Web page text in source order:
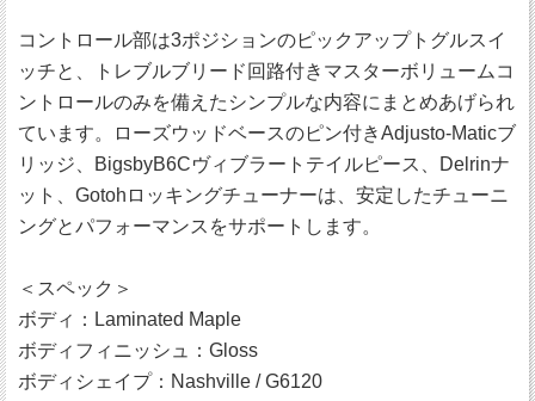
コントロール部は3ポジションのピックアップトグルスイ
ッチと、トレブルブリード回路付きマスターボリュームコ
ントロールのみを備えたシンプルな内容にまとめあげられ
ています。ローズウッドベースのピン付きAdjusto-Maticブ
リッジ、BigsbyB6Cヴィブラートテイルピース、Delrinナ
ット、Gotohロッキングチューナーは、安定したチューニ
ングとパフォーマンスをサポートします。
＜スペック＞
ボディ：Laminated Maple
ボディフィニッシュ：Gloss
ボディシェイプ：Nashville / G6120